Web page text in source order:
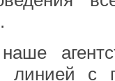
линией с